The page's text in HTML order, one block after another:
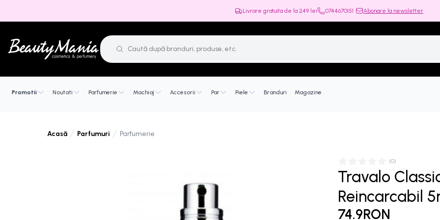
Livrare gratuita de la 249 lei 0744670151 Abonare la newsletter
Promotii Noutati Parfumerie Machiaj Accesorii Par Piele Branduri Magazine
Acasă Parfumuri Parfumerie
(0)
Travalo
Reincarcabil
74.9RON